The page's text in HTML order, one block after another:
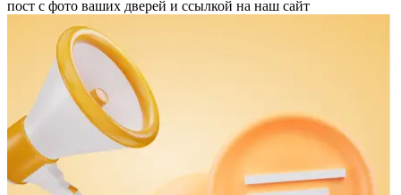
пост с фото ваших дверей и ссылкой на наш сайт